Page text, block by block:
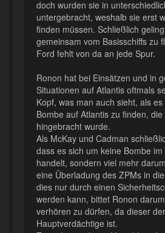
doch wurden sie in
untergebracht, weshalb sie erst
finden müssen. Schließlich
gemeinsam vom Basisschiffs zu
Ford fehlt von da an jede Spur.
Ronon hat bei Einsätzen und in
Situationen auf Atlantis oftmals
Kopf, was man auch sieht, als
Bombe auf Atlantis zu finden,
hingebracht wurde.
Als McKay und Cadman
dass es sich um keine Bombe
handelt, sondern viel mehr
eine Überladung des ZPMs in
dies nur durch einen
werden kann, bittet Ronon
verhören zu dürfen, da dieser der
Hauptverdächtige ist.